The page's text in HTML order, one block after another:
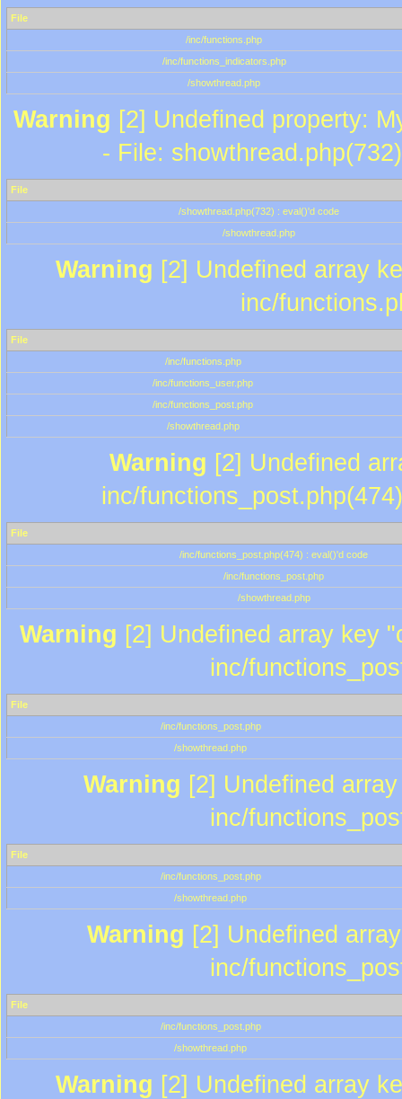
File
/inc/functions.php
/inc/functions_indicators.php
/showthread.php
Warning [2] Undefined property:
- File:
File
/showthread.php(732) : eval()'d code
/showthread.php
Warning [2] Undefined array
inc/
File
/inc/functions.php
/inc/functions_user.php
/inc/functions_post.php
/showthread.php
Warning [2] Undefined
inc/
File
/inc/functions_post.php(474) : eval()'d code
/inc/functions_post.php
/showthread.php
Warning [2] Undefined array key
inc/
File
/inc/functions_post.php
/showthread.php
Warning [2] Undefined
inc/
File
/inc/functions_post.php
/showthread.php
Warning [2] Undefined
inc/
File
/inc/functions_post.php
/showthread.php
Warning [2] Undefined array